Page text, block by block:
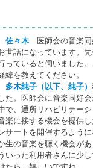
佐々木 医師会の音楽同
世話になっています。
っていると伺いました
緯を教えてください。
多木純子（以下、純子）
た。医師会に音楽同好
で、通所リハビリテー
楽に接する機会を提供
サートを開催するよう
生の音楽を聴く機会が
いった利用者さんに少